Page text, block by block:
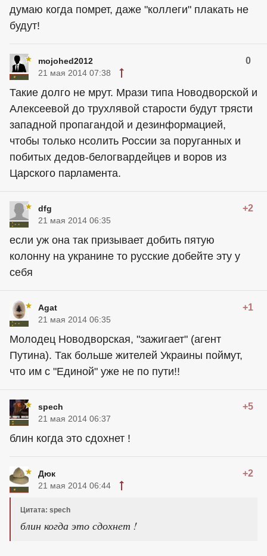
думаю когда помрет, даже "коллеги" плакать не
будут!
mojohed2012 0
21 мая 2014 07:38
Такие долго не мрут. Мрази типа Новодворской и
Алексеевой до трухлявой старости будут трясти
западной пропагандой и дезинформацией,
чтобы только нсолить России за поруганных и
побитых дедов-белогвардейцев и воров из
Царского парламента.
dfg +2
21 мая 2014 06:35
если уж она так призывает добить пятую
колонну на укранине то русские добейте эту у
себя
Agat +1
21 мая 2014 06:35
Молодец Новодворская, "зажигает" (агент
Путина). Так больше жителей Украины поймут,
что им с "Единой" уже не по пути!!
spech +5
21 мая 2014 06:37
блин когда это сдохнет !
Дюк +2
21 мая 2014 06:44
Цитата: spech
блин когда это сдохнет !